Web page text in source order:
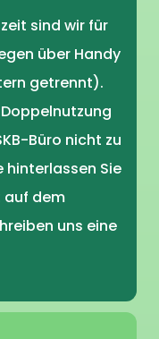
sind wir für
über Handy
getrennt).
Büro nicht zu
Sie
auf dem
uns eine